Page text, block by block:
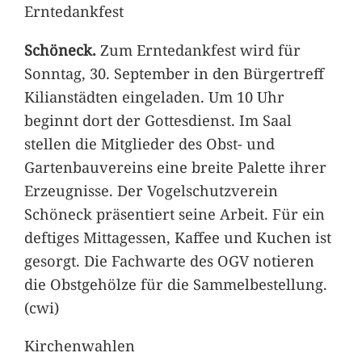
Erntedankfest
Schöneck.Zum Erntedankfest wird für
Sonntag, 30. September in den Bürgertreff
Kilianstädten eingeladen. Um 10 Uhr
beginnt dort der Gottesdienst. Im Saal
stellen die Mitglieder des Obst- und
Gartenbauvereins eine breite Palette ihrer
Erzeugnisse. Der Vogelschutzverein
Schöneck präsentiert seine Arbeit. Für ein
deftiges Mittagessen, Kaffee und Kuchen ist
gesorgt. Die Fachwarte des OGV notieren
die Obstgehölze für die Sammelbestellung.
(cwi)
Kirchenwahlen